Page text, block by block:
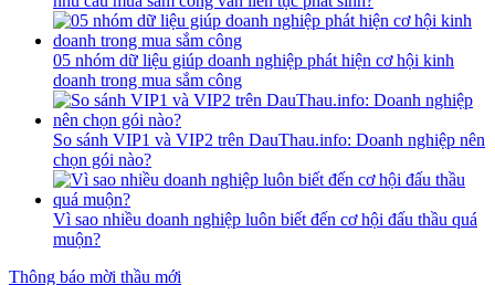
05 nhóm dữ liệu giúp doanh nghiệp phát hiện cơ hội kinh
doanh trong mua sắm công
So sánh VIP1 và VIP2 trên DauThau.info: Doanh nghiệp nên
chọn gói nào?
Vì sao nhiều doanh nghiệp luôn biết đến cơ hội đấu thầu quá
muộn?
Thông báo mời thầu mới